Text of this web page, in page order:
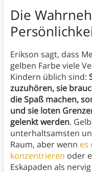
Die
Erikson sagt, dass
gelben Farbe viele
Kindern üblich sind:
zuzuhören, sie
die Spaß machen,
und sie loten
gelenkt werden.
unterhaltsamsten
Raum, aber wenn es
konzentrieren oder
Eskapaden als